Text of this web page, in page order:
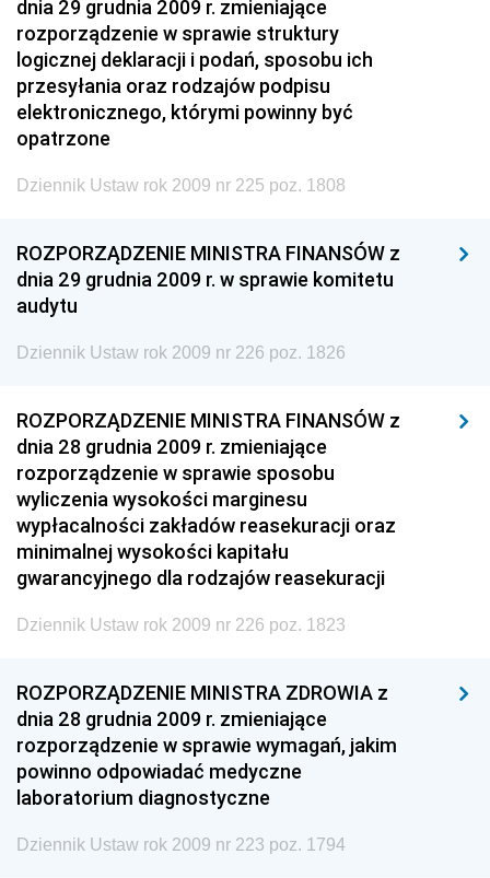
dnia 29 grudnia 2009 r. zmieniające
rozporządzenie w sprawie struktury
logicznej deklaracji i podań, sposobu ich
przesyłania oraz rodzajów podpisu
elektronicznego, którymi powinny być
opatrzone
Dziennik Ustaw rok 2009 nr 225 poz. 1808
ROZPORZĄDZENIE MINISTRA FINANSÓW z
dnia 29 grudnia 2009 r. w sprawie komitetu
audytu
Dziennik Ustaw rok 2009 nr 226 poz. 1826
ROZPORZĄDZENIE MINISTRA FINANSÓW z
dnia 28 grudnia 2009 r. zmieniające
rozporządzenie w sprawie sposobu
wyliczenia wysokości marginesu
wypłacalności zakładów reasekuracji oraz
minimalnej wysokości kapitału
gwarancyjnego dla rodzajów reasekuracji
Dziennik Ustaw rok 2009 nr 226 poz. 1823
ROZPORZĄDZENIE MINISTRA ZDROWIA z
dnia 28 grudnia 2009 r. zmieniające
rozporządzenie w sprawie wymagań, jakim
powinno odpowiadać medyczne
laboratorium diagnostyczne
Dziennik Ustaw rok 2009 nr 223 poz. 1794